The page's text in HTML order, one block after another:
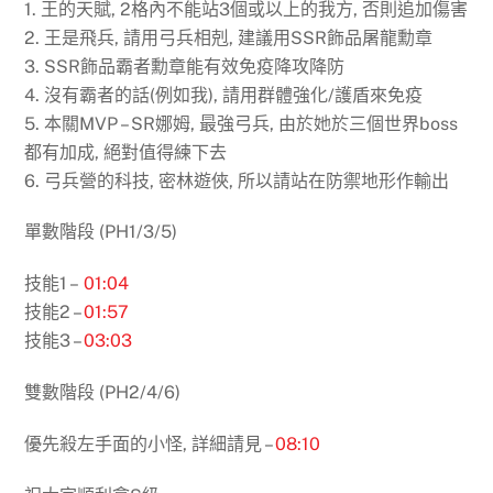
1. 王的天賦, 2格內不能站3個或以上的我方, 否則追加傷害
2. 王是飛兵, 請用弓兵相剋, 建議用SSR飾品屠龍勳章
3. SSR飾品霸者勳章能有效免疫降攻降防
4. 沒有霸者的話(例如我), 請用群體強化/護盾來免疫
5. 本關MVP – SR娜姆, 最強弓兵, 由於她於三個世界boss
都有加成, 絕對值得練下去
6. 弓兵營的科技, 密林遊俠, 所以請站在防禦地形作輸出
單數階段 (PH1/3/5)
技能1 –01:04
技能2 –01:57
技能3 –03:03
雙數階段 (PH2/4/6)
優先殺左手面的小怪, 詳細請見 –08:10